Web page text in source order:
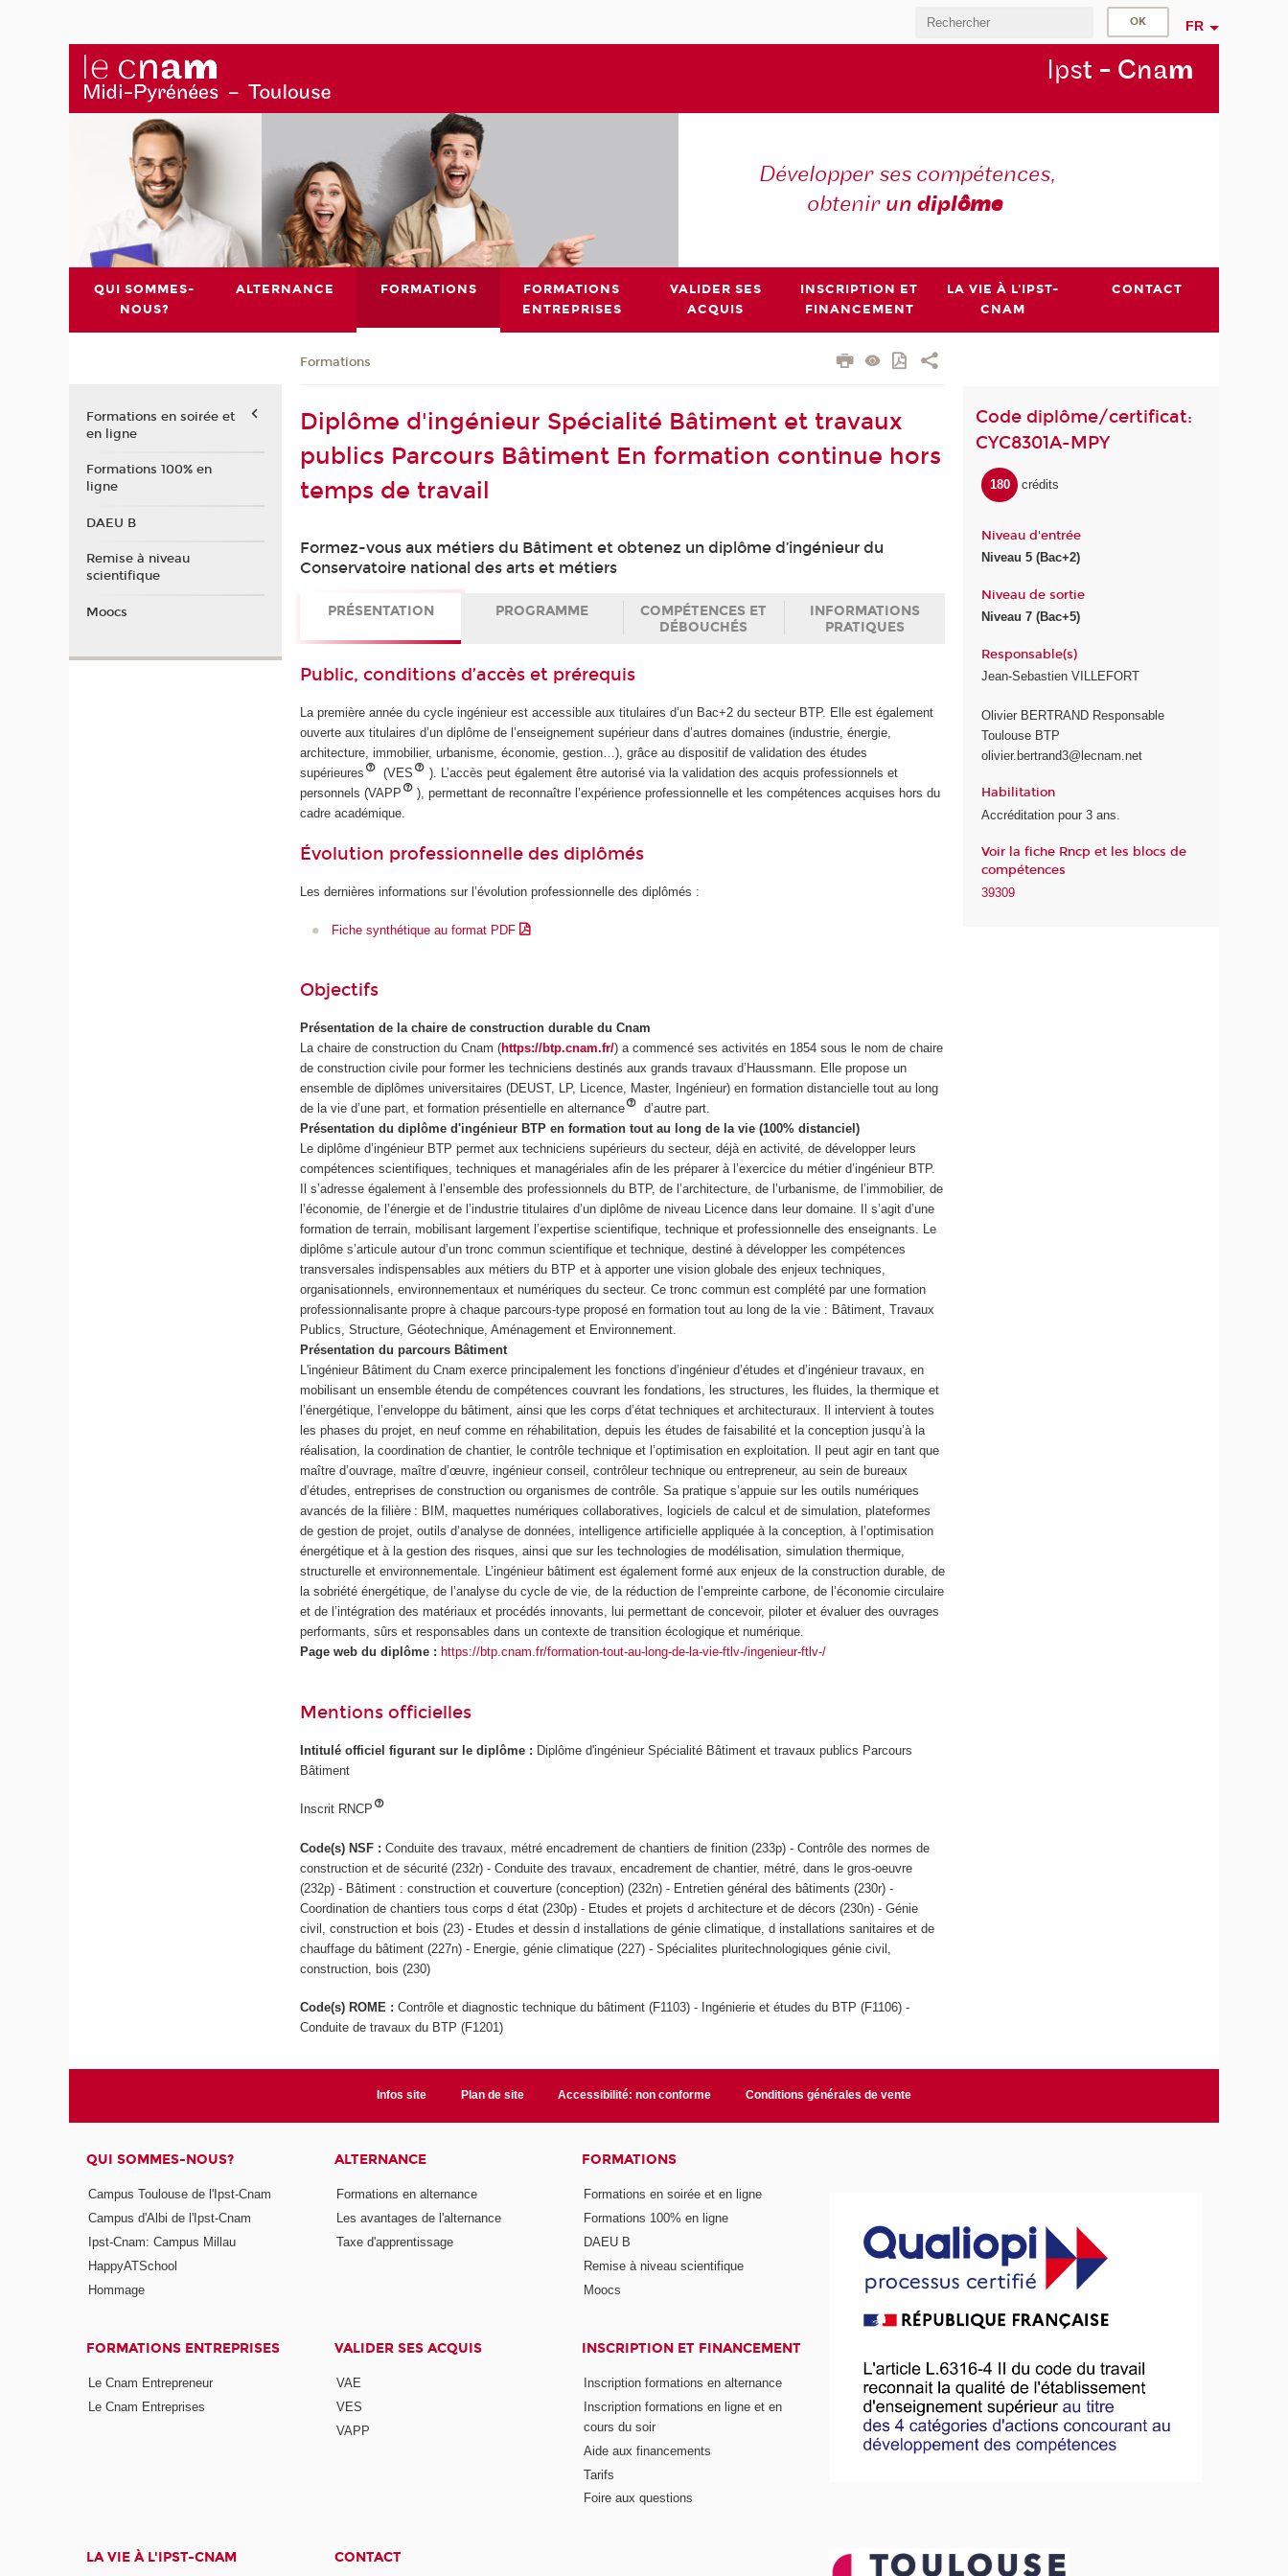
FR
Ipst - Cnam
Développer ses compétences,
obtenir undiplôme
QUI SOMMES-
NOUS?
ALTERNANCE FORMATIONS
FORMATIONS
ENTREPRISES
VALIDER SES
ACQUIS
INSCRIPTION ET
FINANCEMENT
LA VIE À L'IPST-
CNAM
CONTACT
Formations
Diplôme d'ingénieur Spécialité Bâtiment et travaux
publics Parcours Bâtiment En formation continue hors
temps de travail
Formez-vous aux métiers du Bâtiment et obtenez un diplôme d’ingénieur du
Conservatoire national des arts et métiers
PRÉSENTATION PROGRAMME
COMPÉTENCES ET
DÉBOUCHÉS
INFORMATIONS
PRATIQUES
Public, conditions d’accès et prérequis
La première année du cycle ingénieur est accessible aux titulaires d’un Bac+2 du secteur BTP. Elle est également
ouverte aux titulaires d’un diplôme de l’enseignement supérieur dans d’autres domaines (industrie, énergie,
architecture, immobilier, urbanisme, économie, gestion…), grâce au dispositif de validation des études
supérieures
(VES
). L’accès peut également être autorisé via la validation des acquis professionnels et
personnels (VAPP
), permettant de reconnaître l’expérience professionnelle et les compétences acquises hors du
cadre académique.
Évolution professionnelle des diplômés
Les dernières informations sur l’évolution professionnelle des diplômés :
Fiche synthétique au format PDF
Objectifs
Présentation de la chaire de construction durable du Cnam
La chaire de construction du Cnam (https://btp.cnam.fr/) a commencé ses activités en 1854 sous le nom de chaire
de construction civile pour former les techniciens destinés aux grands travaux d’Haussmann. Elle propose un
ensemble de diplômes universitaires (DEUST, LP, Licence, Master, Ingénieur) en formation distancielle tout au long
de la vie d’une part, et formation présentielle en alternance
d’autre part.
Présentation du diplôme d'ingénieur BTP en formation tout au long de la vie (100% distanciel)
Le diplôme d’ingénieur BTP permet aux techniciens supérieurs du secteur, déjà en activité, de développer leurs
compétences scientifiques, techniques et managériales afin de les préparer à l’exercice du métier d’ingénieur BTP.
Il s’adresse également à l’ensemble des professionnels du BTP, de l’architecture, de l’urbanisme, de l’immobilier, de
l’économie, de l’énergie et de l’industrie titulaires d’un diplôme de niveau Licence dans leur domaine. Il s’agit d’une
formation de terrain, mobilisant largement l’expertise scientifique, technique et professionnelle des enseignants. Le
diplôme s’articule autour d’un tronc commun scientifique et technique, destiné à développer les compétences
transversales indispensables aux métiers du BTP et à apporter une vision globale des enjeux techniques,
organisationnels, environnementaux et numériques du secteur. Ce tronc commun est complété par une formation
professionnalisante propre à chaque parcours-type proposé en formation tout au long de la vie : Bâtiment, Travaux
Publics, Structure, Géotechnique, Aménagement et Environnement.
Présentation du parcours Bâtiment
L'ingénieur Bâtiment du Cnam exerce principalement les fonctions d’ingénieur d’études et d’ingénieur travaux, en
mobilisant un ensemble étendu de compétences couvrant les fondations, les structures, les fluides, la thermique et
l’énergétique, l’enveloppe du bâtiment, ainsi que les corps d’état techniques et architecturaux. Il intervient à toutes
les phases du projet, en neuf comme en réhabilitation, depuis les études de faisabilité et la conception jusqu’à la
réalisation, la coordination de chantier, le contrôle technique et l’optimisation en exploitation. Il peut agir en tant que
maître d’ouvrage, maître d’œuvre, ingénieur conseil, contrôleur technique ou entrepreneur, au sein de bureaux
d’études, entreprises de construction ou organismes de contrôle. Sa pratique s’appuie sur les outils numériques
avancés de la filière : BIM, maquettes numériques collaboratives, logiciels de calcul et de simulation, plateformes
de gestion de projet, outils d’analyse de données, intelligence artificielle appliquée à la conception, à l’optimisation
énergétique et à la gestion des risques, ainsi que sur les technologies de modélisation, simulation thermique,
structurelle et environnementale. L’ingénieur bâtiment est également formé aux enjeux de la construction durable, de
la sobriété énergétique, de l’analyse du cycle de vie, de la réduction de l’empreinte carbone, de l’économie circulaire
et de l’intégration des matériaux et procédés innovants, lui permettant de concevoir, piloter et évaluer des ouvrages
performants, sûrs et responsables dans un contexte de transition écologique et numérique.
Page web du diplôme : https://btp.cnam.fr/formation-tout-au-long-de-la-vie-ftlv-/ingenieur-ftlv-/
Mentions officielles
Intitulé officiel figurant sur le diplôme : Diplôme d'ingénieur Spécialité Bâtiment et travaux publics Parcours
Bâtiment
Inscrit RNCP
Code(s) NSF :Conduite des travaux, métré encadrement de chantiers de finition (233p) - Contrôle des normes de
construction et de sécurité (232r) - Conduite des travaux, encadrement de chantier, métré, dans le gros-oeuvre
(232p) - Bâtiment : construction et couverture (conception) (232n) - Entretien général des bâtiments (230r) -
Coordination de chantiers tous corps d état (230p) - Etudes et projets d architecture et de décors (230n) - Génie
civil, construction et bois (23) - Etudes et dessin d installations de génie climatique, d installations sanitaires et de
chauffage du bâtiment (227n) - Energie, génie climatique (227) - Spécialites pluritechnologiques génie civil,
construction, bois (230)
Code(s) ROME :Contrôle et diagnostic technique du bâtiment (F1103) - Ingénierie et études du BTP (F1106) -
Conduite de travaux du BTP (F1201)
Code diplôme/certificat:
CYC8301A-MPY
180 crédits
Niveau d'entrée
Niveau 5 (Bac+2)
Niveau de sortie
Niveau 7 (Bac+5)
Responsable(s)
Jean-Sebastien VILLEFORT
Olivier BERTRAND Responsable
Toulouse BTP
olivier.bertrand3@lecnam.net
Habilitation
Accréditation pour 3 ans.
Voir la fiche Rncp et les blocs de
compétences
39309
Formations en soirée et
en ligne
Formations 100% en
ligne
DAEU B
Remise à niveau
scientifique
Moocs
Infos site Plan de site Accessibilité: non conforme Conditions générales de vente
QUI SOMMES-NOUS?
Campus Toulouse de l'Ipst-Cnam
Campus d'Albi de l'Ipst-Cnam
Ipst-Cnam: Campus Millau
HappyATSchool
Hommage
ALTERNANCE
Formations en alternance
Les avantages de l'alternance
Taxe d'apprentissage
FORMATIONS
Formations en soirée et en ligne
Formations 100% en ligne
DAEU B
Remise à niveau scientifique
Moocs
FORMATIONS ENTREPRISES
Le Cnam Entrepreneur
Le Cnam Entreprises
VALIDER SES ACQUIS
VAE
VES
VAPP
INSCRIPTION ET FINANCEMENT
Inscription formations en alternance
Inscription formations en ligne et en
cours du soir
Aide aux financements
Tarifs
Foire aux questions
LA VIE À L'IPST-CNAM CONTACT